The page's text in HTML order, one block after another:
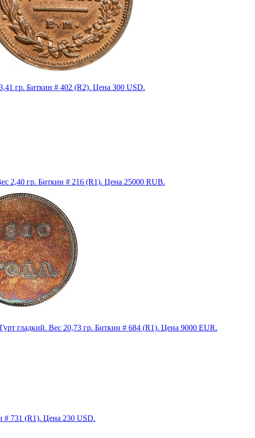
гр. Биткин # 402 (R2). Цена 300 USD.
гр. Биткин # 216 (R1). Цена 25000 RUB.
Вес 20,73 гр. Биткин # 684 (R1). Цена 9000 EUR.
# 731 (R1). Цена 230 USD.